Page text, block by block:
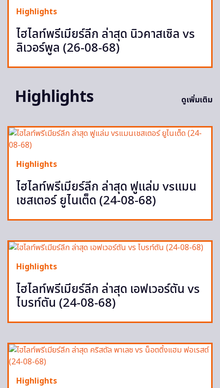
Highlights
ไฮไลท์พรีเมียร์ลีก ล่าสุด นิวคาสเซิล vs
ลิเวอร์พูล (26-08-68)
Highlights ดูเพิ่มเติม
Highlights
ไฮไลท์พรีเมียร์ลีก ล่าสุด ฟูแล่ม vsแมน
เชสเตอร์ ยูไนเต็ด (24-08-68)
Highlights
ไฮไลท์พรีเมียร์ลีก ล่าสุด เอฟเวอร์ตัน vs
ไบรท์ตัน (24-08-68)
Highlights